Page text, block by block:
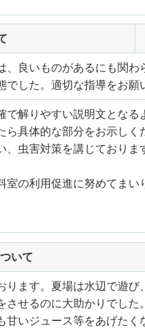
良いものがあるにも関
した。適切な指導をお願
解りやすい説明文となる
具体的な部分をお示しく
虫害対策を講じておりま
の利用促進に努めてま
いて
ます。夏場は水辺で遊
せるのに大助かりでした。
いジュース等をあげたく